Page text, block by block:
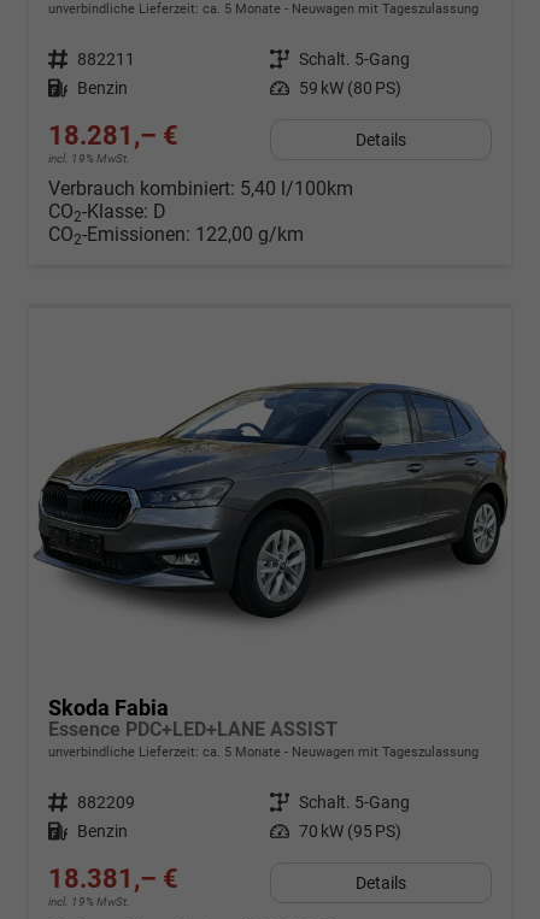
unverbindliche Lieferzeit: ca. 5 Monate Neuwagen mit Tageszulassung
Fahrzeugnr. 882211 Getriebe Schalt. 5-Gang
Kraftstoff Benzin Leistung 59 kW (80 PS)
18.281,– €
incl. 19% MwSt.
Details
Verbrauch kombiniert: 5,40 l/100km
CO2-Klasse: D
CO2-Emissionen: 122,00 g/km
Skoda Fabia
Essence PDC+LED+LANE ASSIST
unverbindliche Lieferzeit: ca. 5 Monate Neuwagen mit Tageszulassung
Fahrzeugnr. 882209 Getriebe Schalt. 5-Gang
Kraftstoff Benzin Leistung 70 kW (95 PS)
18.381,– €
incl. 19% MwSt.
Details